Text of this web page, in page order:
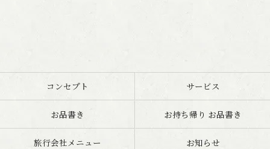
コンセプト サービス
お品書き お持ち帰り お品書き
旅行会社メニュー お知らせ